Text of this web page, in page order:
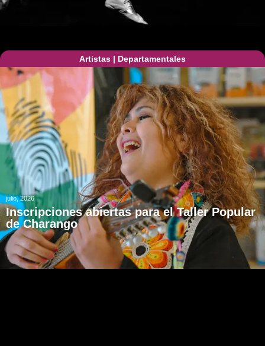
Artistas | Departamentales
julio, 2026
Inscripciones abiertas para el Taller Popular
de Charango